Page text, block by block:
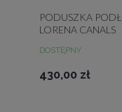
PODUSZKA
LORENA CANALS
DOSTĘPNY
430,00 zł